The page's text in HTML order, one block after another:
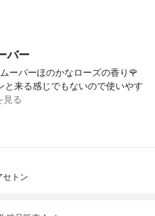
バー
ーバーほのかなローズの香り🌹
と来る感じでもないので使いやす
見る
セトン